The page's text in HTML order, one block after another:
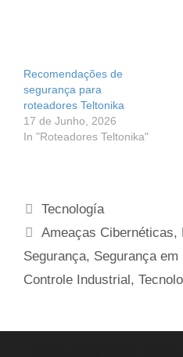
Recomendações de
segurança para
roteadores Teltonika
17 de Junho, 2026
In "Roteadores Teltonika"
Categorias
Tecnología
Etiquetas
Ameaças Cibernéticas,
Segurança, Segurança em
Controle Industrial,